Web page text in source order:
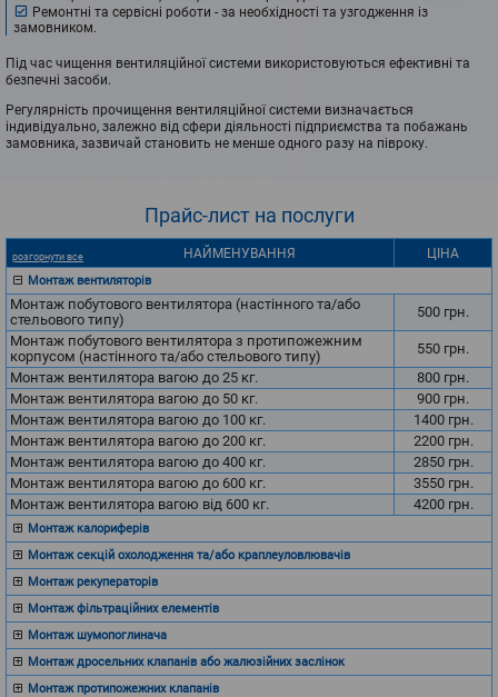
Ремонтні та сервісні роботи - за необхідності та узгодження із
замовником.
Під час чищення вентиляційної системи використовуються ефективні та
безпечні засоби.
Регулярність прочищення вентиляційної системи визначається
індивідуально, залежно від сфери діяльності підприємства та побажань
замовника, зазвичай становить не менше одного разу на півроку.
Прайс-листна послуги
розгорнути все НАЙМЕНУВАННЯ ЦІНА
Монтаж вентиляторів
Монтаж побутового вентилятора (настінного та/або
стельового типу)
500 грн.
Монтаж побутового вентилятора з протипожежним
корпусом (настінного та/або стельового типу)
550 грн.
Монтаж вентилятора вагою до 25 кг.
800 грн.
Монтаж вентилятора вагою до 50 кг.
900 грн.
Монтаж вентилятора вагою до 100 кг.
1400грн.
Монтаж вентилятора вагою до 200 кг.
2200грн.
Монтаж вентилятора вагою до 400 кг.
2850грн.
Монтаж вентилятора вагою до 600 кг.
3550грн.
Монтаж вентилятора вагою від 600 кг.
4200грн.
Монтаж калориферів
Монтаж секцій охолодження та/або краплеуловлювачів
Монтаж рекуператорів
Монтаж фільтраційних елементів
Монтаж шумопоглинача
Монтаж дросельних клапанів або жалюзійних заслінок
Монтаж протипожежних клапанів